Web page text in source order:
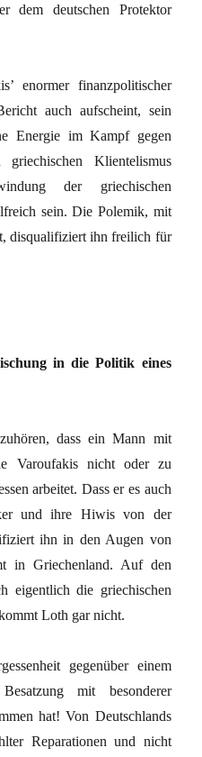
dem deutschen Protektor
enormer finanzpolitischer
auch aufscheint, sein
Energie im Kampf gegen
Klientelismus
der griechischen
sein. Die Polemik, mit
disqualifiziert ihn freilich für
in die Politik eines
dass ein Mann mit
Varoufakis nicht oder zu
arbeitet. Dass er es auch
und ihre Hiwis von der
ihn in den Augen von
in Griechenland. Auf den
eigentlich die griechischen
Loth gar nicht.
gegenüber einem
mit besonderer
hat! Von Deutschlands
Reparationen und nicht